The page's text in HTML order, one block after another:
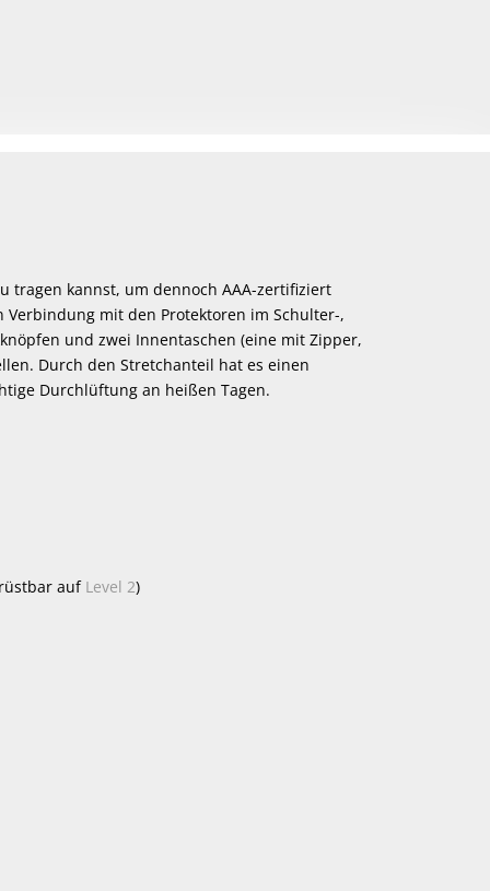
tragen kannst, um dennoch AAA-zertifiziert
mit den Protektoren im Schulter-,
und zwei Innentaschen (eine mit Zipper,
Durch den Stretchanteil hat es einen
Durchlüftung an heißen Tagen.
auf Level 2)